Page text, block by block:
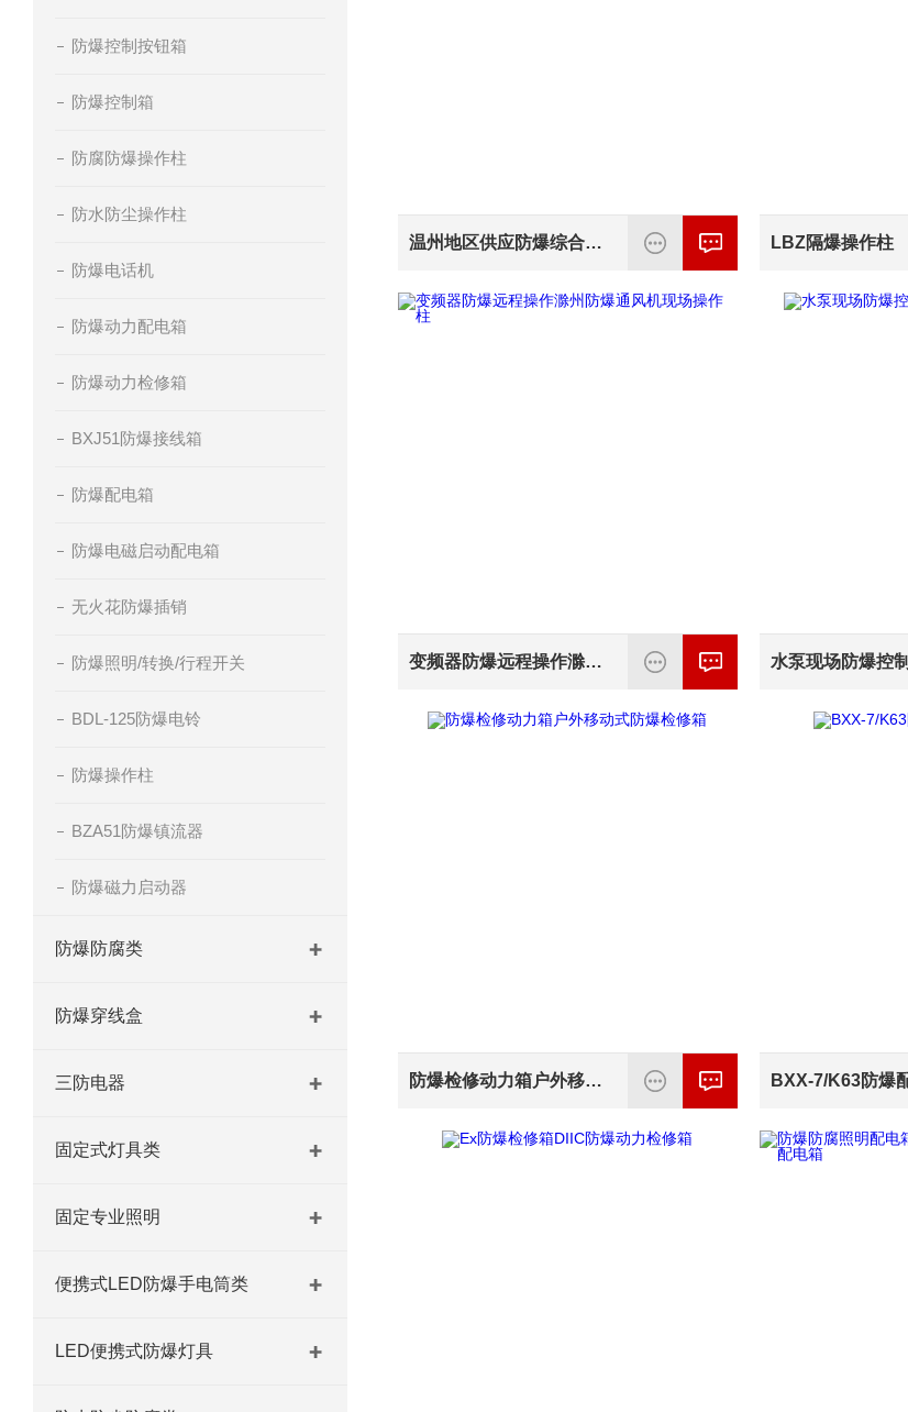
防爆控制按钮箱
防爆控制箱
防腐防爆操作柱
防水防尘操作柱
防爆电话机
防爆动力配电箱
防爆动力检修箱
BXJ51防爆接线箱
防爆配电箱
防爆电磁启动配电箱
无火花防爆插销
防爆照明/转换/行程开关
BDL-125防爆电铃
防爆操作柱
BZA51防爆镇流器
防爆磁力启动器
防爆防腐类
防爆穿线盒
三防电器
固定式灯具类
固定专业照明
便携式LED防爆手电筒类
LED便携式防爆灯具
温州地区供应防爆综合磁力启动器，优惠防爆箱 LBZ隔爆操作柱
变频器防爆远程操作滁州防爆通风机现场操作柱
防爆检修动力箱户外移动式防爆检修箱